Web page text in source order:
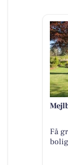
Få
bolig